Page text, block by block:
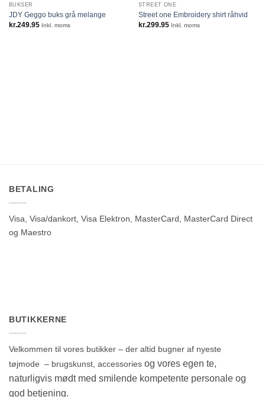
BUKSER
JDY Geggo buks grå melange
kr.249.95 Inkl. moms
STREET ONE
Street one Embroidery shirt råhvid
kr.299.95 Inkl. moms
BETALING
Visa, Visa/dankort, Visa Elektron, MasterCard, MasterCard Direct
og Maestro
BUTIKKERNE
Velkommen til vores butikker – der altid bugner af nyeste
tøjmode – brugskunst, accessories og vores egen te,
naturligvis mødt med smilende kompetente personale og
god betjening.